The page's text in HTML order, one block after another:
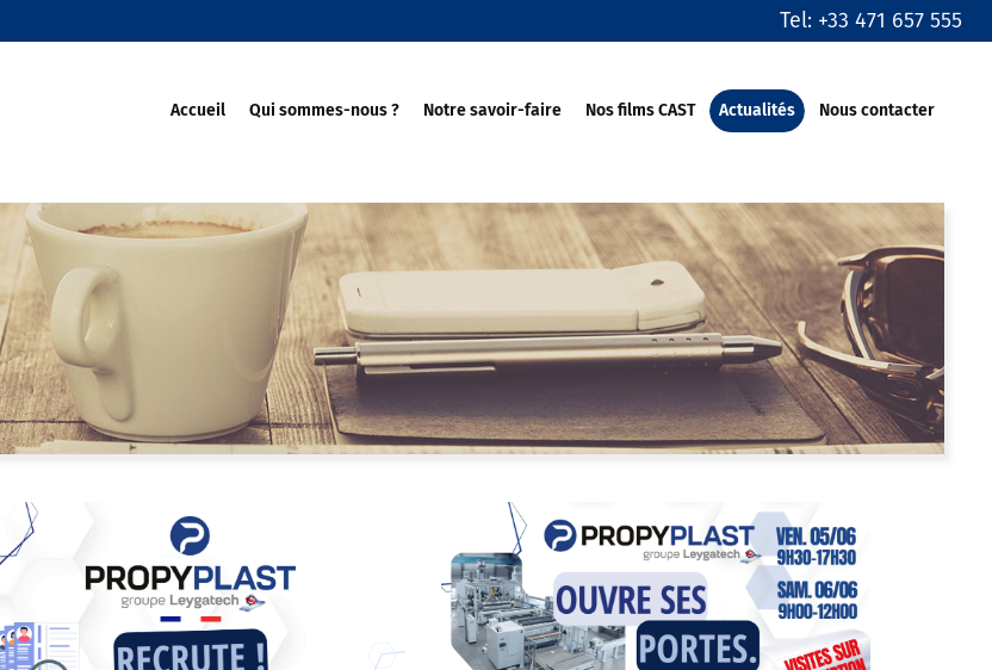
Tel: +33 471 657 555
Accueil Qui sommes-nous ? Notre savoir-faire Nos films CAST Actualités Nous contacter